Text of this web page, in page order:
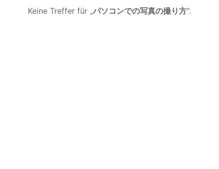
Keine Treffer für „パソコンでの写真の撮り方".